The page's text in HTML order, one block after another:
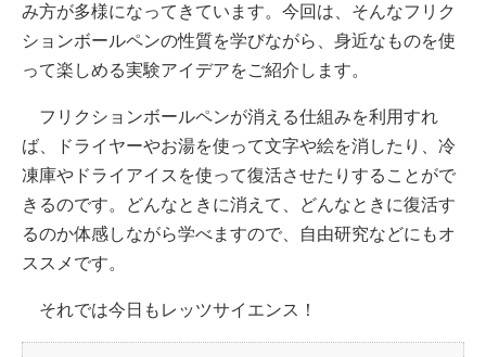
み方が多様になってきています。今回は、そんなフリク
ションボールペンの性質を学びながら、身近なものを使
って楽しめる実験アイデアをご紹介します。
フリクションボールペンが消える仕組みを利用すれ
ば、ドライヤーやお湯を使って文字や絵を消したり、冷
凍庫やドライアイスを使って復活させたりすることがで
きるのです。どんなときに消えて、どんなときに復活す
るのか体感しながら学べますので、自由研究などにもオ
ススメです。
それでは今日もレッツサイエンス！